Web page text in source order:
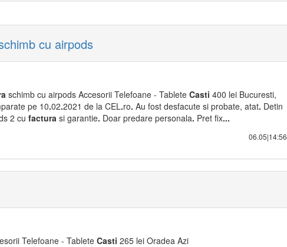
cu airpods
schimb cu airpods Accesorii Telefoane - Tablete Casti 400 lei Bucuresti,
pe 10.02.2021 de la CEL.ro. Au fost desfacute si probate, atat. Detin
2 cu factura si garantie. Doar predare personala. Pret fix...
06.05|14:56
Telefoane - TableteCasti 265 lei Oradea Azi